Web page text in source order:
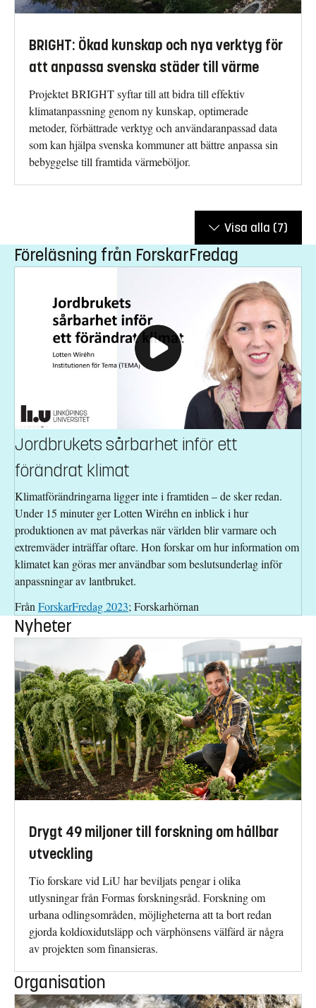
BRIGHT: Ökad kunskap och nya verktyg för
att anpassa svenska städer till värme
Projektet BRIGHT syftar till att bidra till effektiv
klimatanpassning genom ny kunskap, optimerade
metoder, förbättrade verktyg och användaranpassad data
som kan hjälpa svenska kommuner att bättre anpassa sin
bebyggelse till framtida värmeböljor.
Visa alla (7)
Föreläsning från ForskarFredag
Jordbrukets sårbarhet inför ett
förändrat klimat
Klimatförändringarna ligger inte i framtiden – de sker redan.
Under 15 minuter ger Lotten Wiréhn en inblick i hur
produktionen av mat påverkas när världen blir varmare och
extremväder inträffar oftare. Hon forskar om hur information om
klimatet kan göras mer användbar som beslutsunderlag inför
anpassningar av lantbruket.
FrånForskarFredag 2023; Forskarhörnan
Nyheter
Drygt 49 miljoner till forskning om hållbar
utveckling
Tio forskare vid LiU har beviljats pengar i olika
utlysningar från Formas forskningsråd. Forskning om
urbana odlingsområden, möjligheterna att ta bort redan
gjorda koldioxidutsläpp och värphönsens välfärd är några
av projekten som finansieras.
Organisation